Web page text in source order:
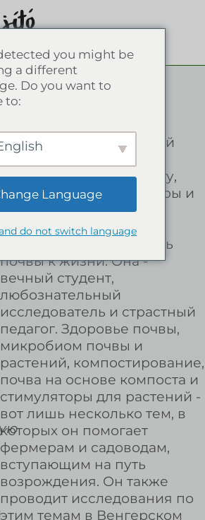
Виталия Виг, почвенный
эколог, микробиолог,
специалист по компосту,
дизайнер пермакультуры и
инженер по охране
окружающей среды. Ее
призвание - возвращать
почвы к жизни. Она -
вечный студент,
любознательный
исследователь и страстный
педагог. Здоровье почвы,
микробиом почвы и
растений, компостирование,
почва на основе компоста и
стимуляторы для растений -
вот лишь несколько тем, в
которых он помогает
фермерам и садоводам,
вступающим на путь
возрождения. Он также
проводит исследования по
этим темам в Венгерском
you might be
a different
Do you want to
to:
Language
do not switch language